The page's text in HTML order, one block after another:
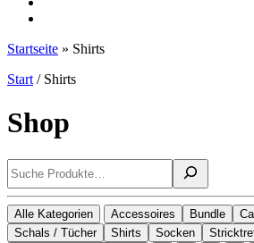
Startseite » Shirts
Start / Shirts
Shop
Suchen
Alle Kategorien Accessoires Bundle
Schals / Tücher
Shirts Socken